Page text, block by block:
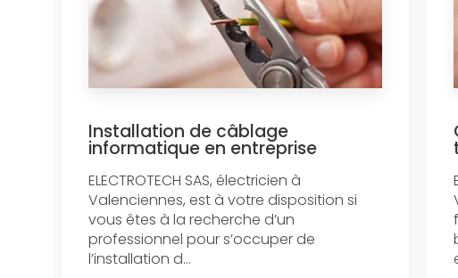
Installation de câblage
informatique en entreprise
ELECTROTECH SAS, électricien à
Valenciennes, est à votre disposition si
vous êtes à la recherche d’un
professionnel pour s’occuper de
l’installation d...